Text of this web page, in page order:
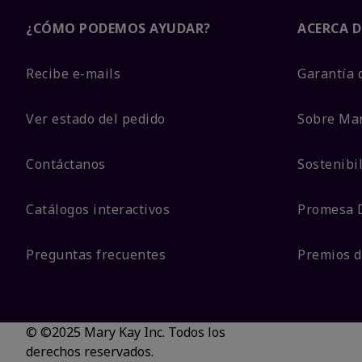
¿CÓMO PODEMOS AYUDAR?
Recibe e-mails
Ver estado del pedido
Contáctanos
Catálogos interactivos
Preguntas frecuentes
ACERCA
Garantía
Sobre
Promesa
Premios
© ©2025 Mary Kay Inc. Todos los
derechos reservados.